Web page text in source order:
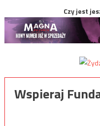
Czy jest
Wspieraj